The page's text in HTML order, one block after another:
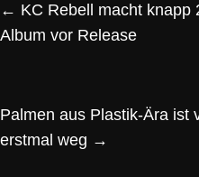
← KC Rebell macht knapp
Album vor Release
Palmen aus Plastik-Ära ist
erstmal weg →